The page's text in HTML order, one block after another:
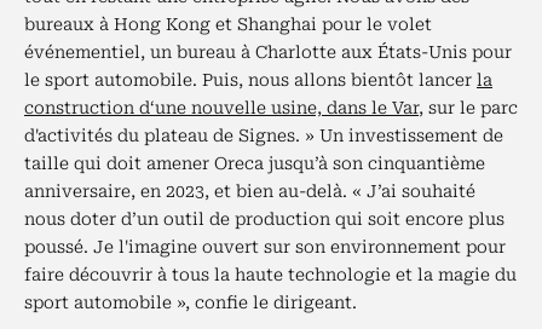
bureaux à Hong Kong et Shanghai pour le volet
événementiel, un bureau à Charlotte aux États-Unis pour
le sport automobile. Puis, nous allons bientôt lancer la
construction d‘une nouvelle usine, dans le Var, sur le parc
d'activités du plateau de Signes. » Un investissement de
taille qui doit amener Oreca jusqu’à son cinquantième
anniversaire, en 2023, et bien au-delà. « J’ai souhaité
nous doter d’un outil de production qui soit encore plus
poussé. Je l'imagine ouvert sur son environnement pour
faire découvrir à tous la haute technologie et la magie du
sport automobile », confie le dirigeant.